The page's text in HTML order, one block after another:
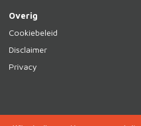
Overig
Cookiebeleid
Disclaimer
Privacy